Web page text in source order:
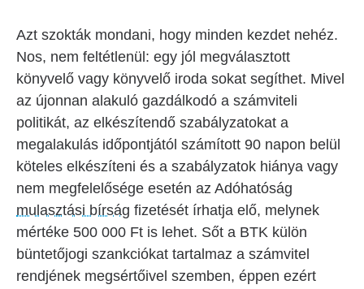
Azt szokták mondani, hogy minden kezdet nehéz.
Nos, nem feltétlenül: egy jól megválasztott
könyvelő vagy könyvelő iroda sokat segíthet. Mivel
az újonnan alakuló gazdálkodó a számviteli
politikát, az elkészítendő szabályzatokat a
megalakulás időpontjától számított 90 napon belül
köteles elkészíteni és a szabályzatok hiánya vagy
nem megfelelősége esetén az Adóhatóság
mulasztási bírság fizetését írhatja elő, melynek
mértéke 500 000 Ft is lehet. Sőt a BTK külön
büntetőjogi szankciókat tartalmaz a számvitel
rendjének megsértőivel szemben, éppen ezért